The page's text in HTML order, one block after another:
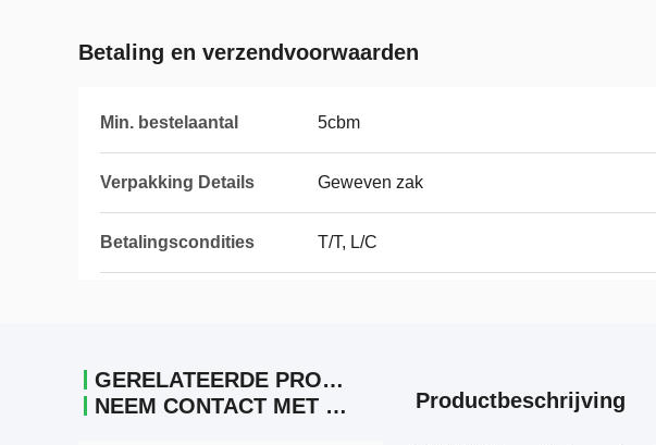
Betaling en verzendvoorwaarden
Min. bestelaantal 5cbm
Verpakking Details Geweven zak
Betalingscondities T/T, L/C
GERELATEERDE PRODUCTEN
NEEM CONTACT MET ONS OP.
Productbeschrijving